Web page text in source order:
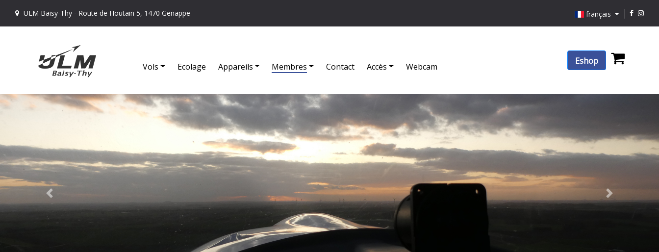
ULM Baisy-Thy - Route de Houtain 5, 1470 Genappe français
Vols Ecolage Appareils Membres Contact Accès Webcam
Eshop
Previous Next